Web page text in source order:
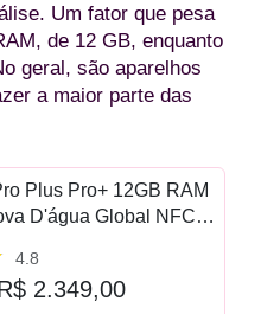
Um fator que pesa
de 12 GB, enquanto
geral, são aparelhos
a maior parte das
Plus Pro+ 12GB RAM
D'água Global NFC
4.8
2.349,00